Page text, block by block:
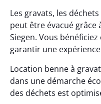
Les gravats, les
peut être évacué grâce
Siegen. Vous
garantir une
Location benne à
dans une démarche
des déchets est